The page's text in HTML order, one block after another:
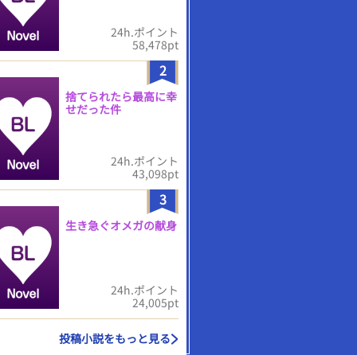
24h.ポイント
58,478pt
2
捨てられたら最高に幸
せだった件
24h.ポイント
43,098pt
3
生き急ぐオメガの献身
24h.ポイント
24,005pt
投稿小説をもっと見る